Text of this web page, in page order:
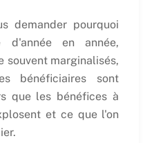
demander pourquoi
d'année en année,
souvent marginalisés,
bénéficiaires sont
que les bénéfices à
et ce que l'on